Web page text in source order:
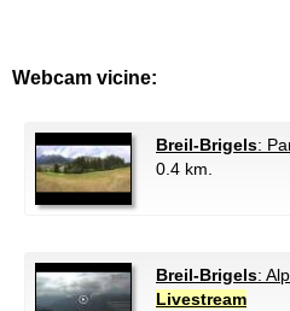
Webcam vicine:
Breil-Brigels:
0.4 km.
Breil-Brigels:
Livestream